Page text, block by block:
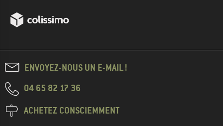
ENVOYEZ-NOUS UN E-MAIL !
04 65 82 17 36
ACHETEZ CONSCIEMMENT